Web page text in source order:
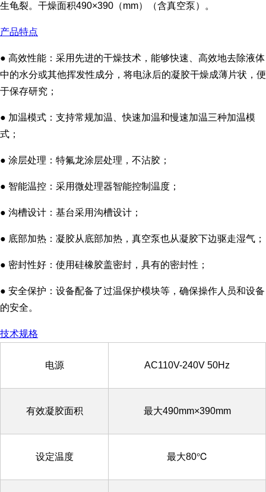
生龟裂。 干燥面积490×390（mm）（含真空泵）。
产品特点
● 高效性能：采用先进的干燥技术，能够快速、高效地去除液体
中的水分或其他挥发性成分，将电泳后的凝胶干燥成薄片状，便
于保存研究；
● 加温模式：支持常规加温、快速加温和慢速加温三种加温模
式；
● 涂层处理：特氟龙涂层处理，不沾胶；
● 智能温控：采用微处理器智能控制温度；
● 沟槽设计：基台采用沟槽设计；
● 底部加热：凝胶从底部加热，真空泵也从凝胶下边驱走湿气；
● 密封性好：使用硅橡胶盖密封，具有的密封性；
● 安全保护：设备配备了过温保护模块等，确保操作人员和设备
的安全。
技术规格
电源 AC110V-240V 50Hz
有效凝胶面积 最大490mm×390mm
设定温度 最大80℃